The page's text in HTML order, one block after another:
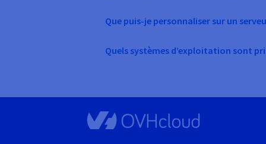
Que puis-je personnaliser sur un
Quels systèmes d’exploitation sont